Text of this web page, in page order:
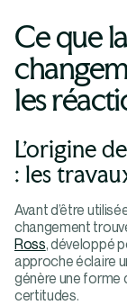
Ce que
les
L’origine
: les
Avant d’être
changement
Ross, développé
approche éclaire
génère une forme
certitudes.